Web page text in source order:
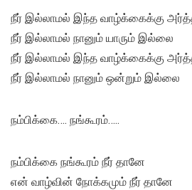
நீர் இல்லாமல் இந்த வாழ்க்கைக்கு
நீர் இல்லாமல் நானும் யாரும் இல்லை
நீர் இல்லாமல் இந்த வாழ்க்கைக்கு
நீர் இல்லாமல் நானும் ஒன்றும் இல்லை
நம்பிக்கை…. நங்கூரம்…..
நம்பிக்கை நங்கூரம் நீர் தானே
என் வாழ்வின் நோக்கமும் நீர் தானே